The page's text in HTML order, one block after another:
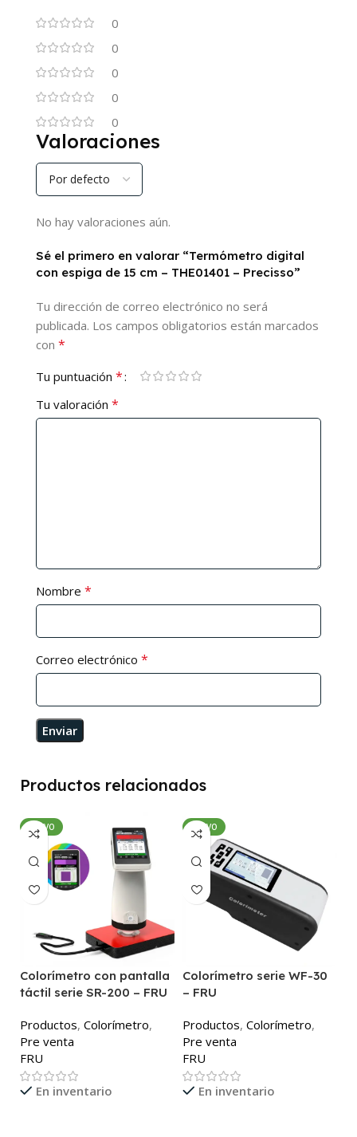
0
0
0
0
0
Valoraciones
No hay valoraciones aún.
Sé el primero en valorar “Termómetro digital
con espiga de 15 cm – THE01401 – Precisso”
Tu dirección de correo electrónico no será
publicada. Los campos obligatorios están marcados
con *
Tu puntuación *
Tu valoración *
Nombre *
Correo electrónico *
Productos relacionados
NUEVO
Colorímetro con pantalla
táctil serie SR-200 – FRU
Productos, Colorímetro,
Pre venta
FRU
En inventario
NUEVO
Colorímetro serie WF-30
– FRU
Productos, Colorímetro,
Pre venta
FRU
En inventario